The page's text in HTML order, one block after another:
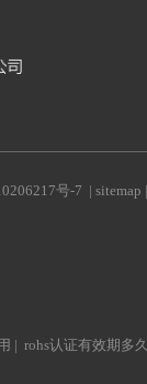
号-7 |sitemap
|rohs认证有效期多久